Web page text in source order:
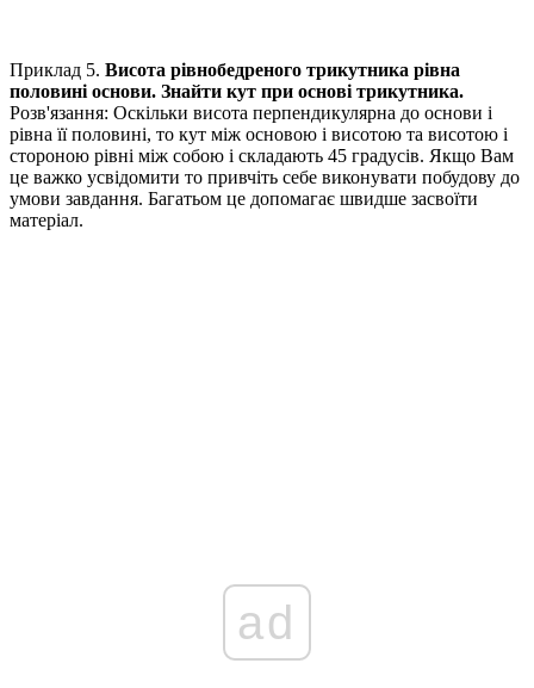
Приклад 5. Висота рівнобедреного трикутника рівна
половині основи. Знайти кут при основі трикутника.
Розв'язання: Оскільки висота перпендикулярна до основи і
рівна її половині, то кут між основою і висотою та висотою і
стороною рівні між собою і складають 45 градусів. Якщо Вам
це важко усвідомити то привчіть себе виконувати побудову до
умови завдання. Багатьом це допомагає швидше засвоїти
матеріал.
ad